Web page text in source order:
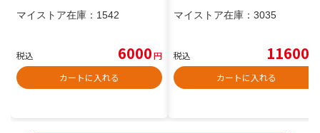
マイストア在庫： 1542
税込 6000円
カートに入れる
マイストア在庫： 3035
税込 11600
カートに入れる